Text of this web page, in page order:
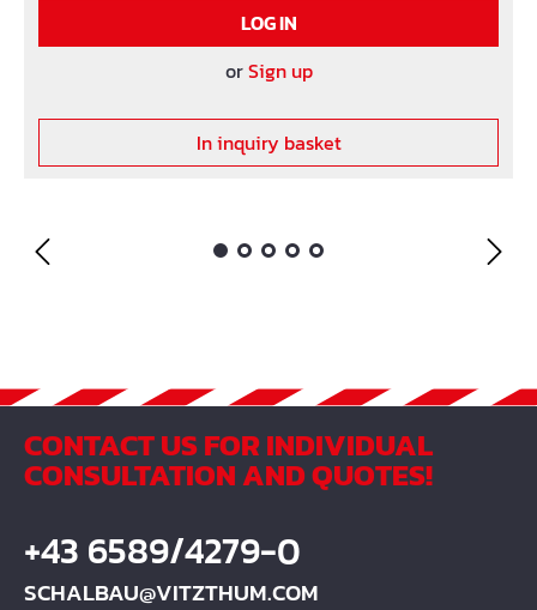
LOG IN
orSign up
In inquiry basket
CONTACT US FOR INDIVIDUAL
CONSULTATION AND QUOTES!
+43 6589/4279-0
SCHALBAU@VITZTHUM.COM